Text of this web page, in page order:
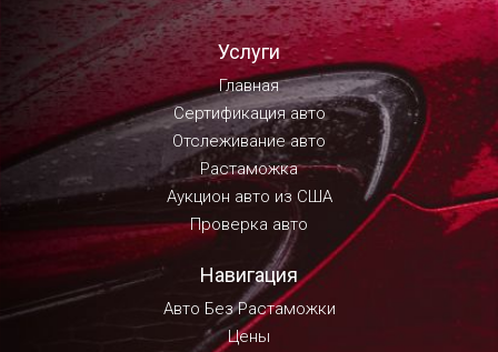
Услуги
Главная
Сертификация авто
Отслеживание авто
Растаможка
Аукцион авто из США
Проверка авто
Навигация
Авто Без Растаможки
Цены